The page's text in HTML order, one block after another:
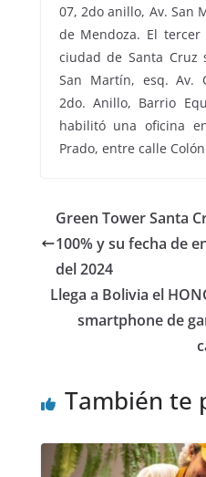
07, 2do anillo, Av. San
de Mendoza. El
ciudad de Santa Cruz
San Martín, esq. Av.
2do. Anillo, Barrio
habilitó una oficina
Prado, entre calle
Green Tower Santa
100% y su fecha de
del 2024
Llega a Bolivia el
smartphone de
También te